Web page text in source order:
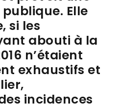
Elle
si les
abouti à la
n’étaient
exhaustifs et
incidences